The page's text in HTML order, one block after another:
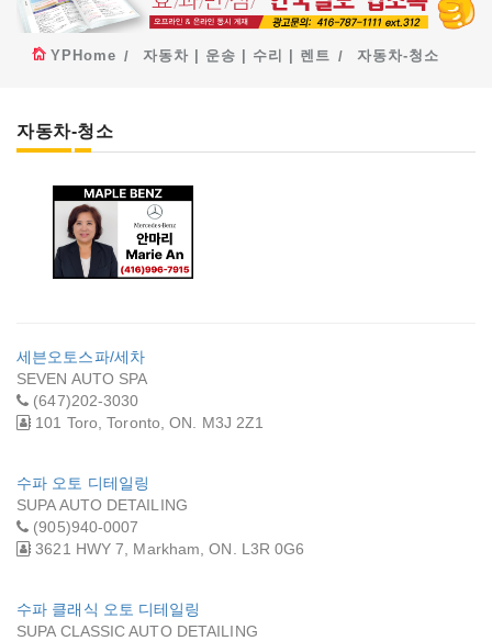
YPHome 자동차 | 운송 | 수리 | 렌트 자동차-청소
자동차-청소
리
세븐오토스파/세차
SEVEN AUTO SPA
(647)202-3030
101 Toro, Toronto, ON. M3J 2Z1
수파 오토 디테일링
SUPA AUTO DETAILING
(905)940-0007
3621 HWY 7, Markham, ON. L3R 0G6
수파 클래식 오토 디테일링
SUPA CLASSIC AUTO DETAILING